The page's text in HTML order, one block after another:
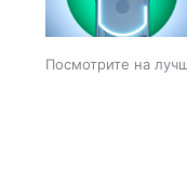
Посмотрите на